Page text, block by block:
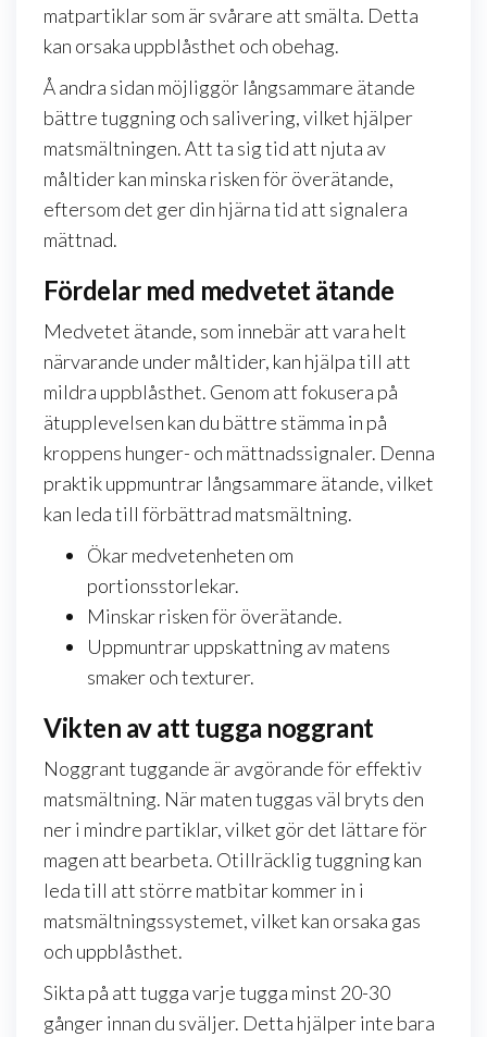
matpartiklar som är svårare att smälta. Detta
kan orsaka uppblåsthet och obehag.
Å andra sidan möjliggör långsammare ätande
bättre tuggning och salivering, vilket hjälper
matsmältningen. Att ta sig tid att njuta av
måltider kan minska risken för överätande,
eftersom det ger din hjärna tid att signalera
mättnad.
Fördelar med medvetet ätande
Medvetet ätande, som innebär att vara helt
närvarande under måltider, kan hjälpa till att
mildra uppblåsthet. Genom att fokusera på
ätupplevelsen kan du bättre stämma in på
kroppens hunger- och mättnadssignaler. Denna
praktik uppmuntrar långsammare ätande, vilket
kan leda till förbättrad matsmältning.
Ökar medvetenheten om
portionsstorlekar.
Minskar risken för överätande.
Uppmuntrar uppskattning av matens
smaker och texturer.
Vikten av att tugga noggrant
Noggrant tuggande är avgörande för effektiv
matsmältning. När maten tuggas väl bryts den
ner i mindre partiklar, vilket gör det lättare för
magen att bearbeta. Otillräcklig tuggning kan
leda till att större matbitar kommer in i
matsmältningssystemet, vilket kan orsaka gas
och uppblåsthet.
Sikta på att tugga varje tugga minst 20-30
gånger innan du sväljer. Detta hjälper inte bara